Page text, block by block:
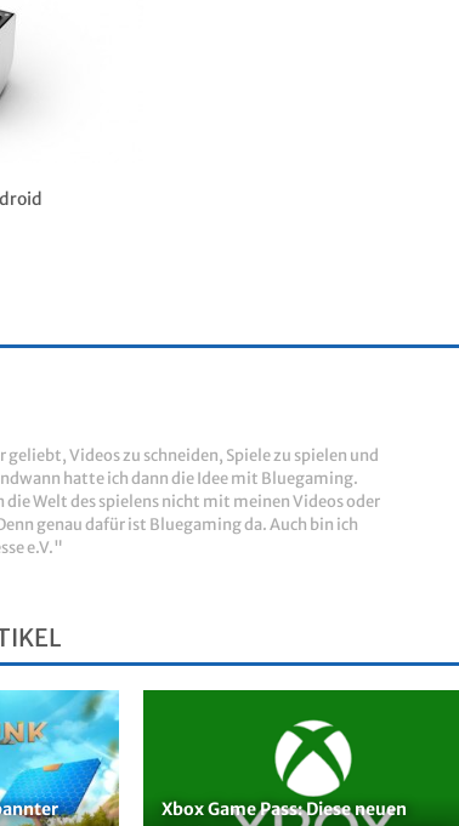
geliebt, Videos zu schneiden, Spiele zu spielen und
hatte ich dann die Idee mit Bluegaming.
die Welt des spielens nicht mit meinen Videos oder
genau dafür ist Bluegaming da. Auch bin ich
e.V."
Xbox Game Pass: Diese neuen